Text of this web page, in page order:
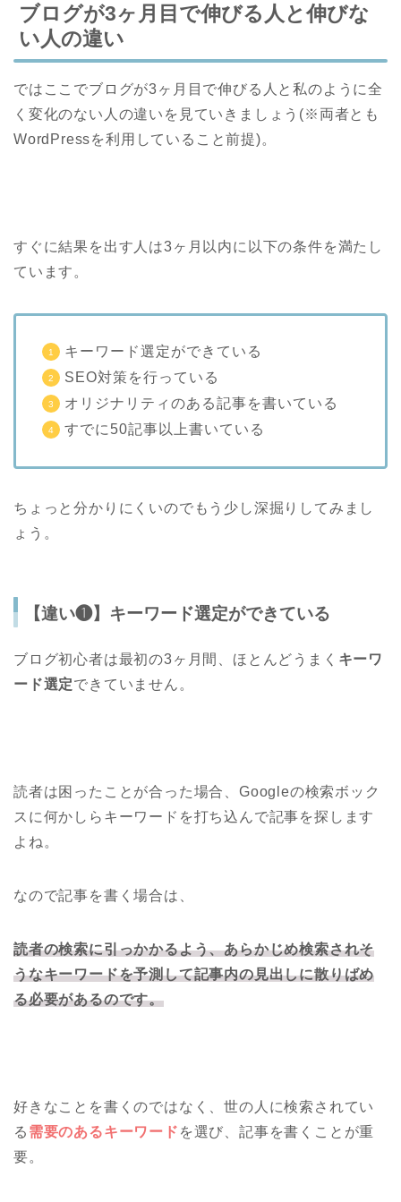
ブログが3ヶ月目で伸びる人と伸びな
い人の違い
ではここでブログが3ヶ月目で伸びる人と私のように全
く変化のない人の違いを見ていきましょう(※両者とも
WordPressを利用していること前提)。
すぐに結果を出す人は3ヶ月以内に以下の条件を満たし
ています。
キーワード選定ができている
SEO対策を行っている
オリジナリティのある記事を書いている
すでに50記事以上書いている
ちょっと分かりにくいのでもう少し深掘りしてみまし
ょう。
【違い❶】キーワード選定ができている
ブログ初心者は最初の3ヶ月間、ほとんどうまく キーワ
ード選定できていません。
読者は困ったことが合った場合、Googleの検索ボック
スに何かしらキーワードを打ち込んで記事を探します
よね。
なので記事を書く場合は、
読者の検索に引っかかるよう、あらかじめ検索されそ
うなキーワードを予測して記事内の見出しに散りばめ
る必要があるのです。
好きなことを書くのではなく、世の人に検索されてい
る 需要のあるキーワード を選び、記事を書くことが重
要。